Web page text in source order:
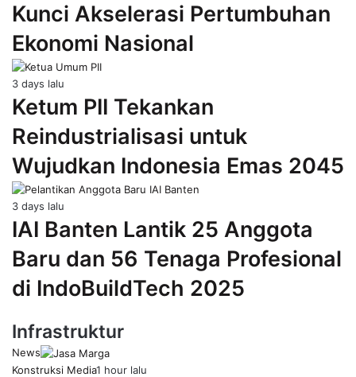
Kunci Akselerasi Pertumbuhan
Ekonomi Nasional
3 days lalu
Ketum PII Tekankan
Reindustrialisasi untuk
Wujudkan Indonesia Emas 2045
3 days lalu
IAI Banten Lantik 25 Anggota
Baru dan 56 Tenaga Profesional
di IndoBuildTech 2025
Infrastruktur
News
Konstruksi Media1 hour lalu